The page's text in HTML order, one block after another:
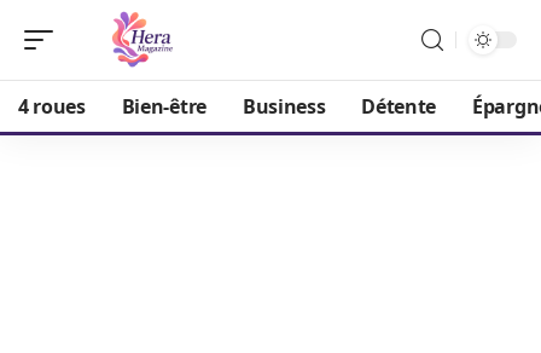
4 roues Bien-être Business Détente